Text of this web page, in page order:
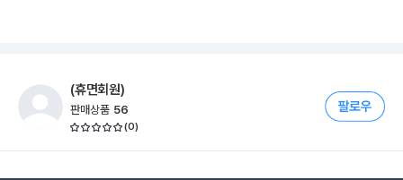
(휴면회원)
판매상품 56
(0)